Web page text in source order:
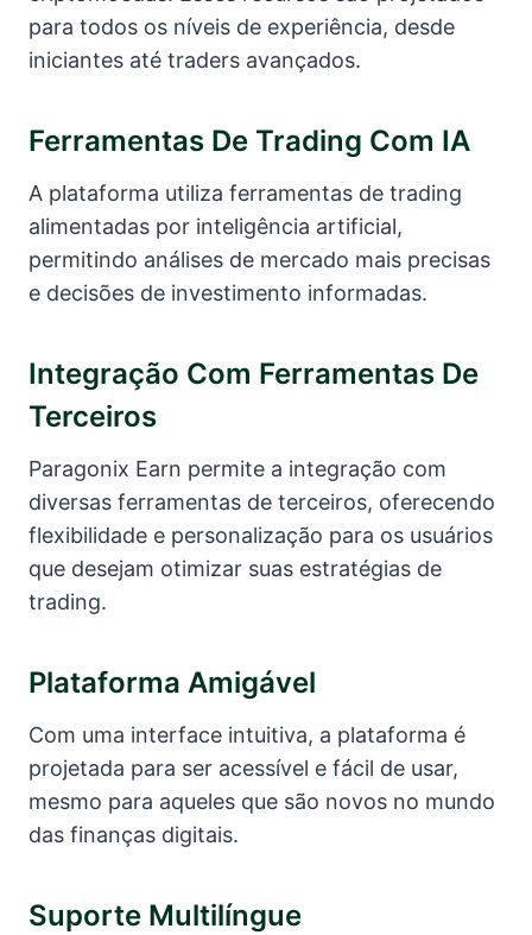
para todos os níveis de experiência, desde
iniciantes até traders avançados.
Ferramentas De Trading Com IA
A plataforma utiliza ferramentas de trading
alimentadas por inteligência artificial,
permitindo análises de mercado mais precisas
e decisões de investimento informadas.
Integração Com Ferramentas De
Terceiros
Paragonix Earn permite a integração com
diversas ferramentas de terceiros, oferecendo
flexibilidade e personalização para os usuários
que desejam otimizar suas estratégias de
trading.
Plataforma Amigável
Com uma interface intuitiva, a plataforma é
projetada para ser acessível e fácil de usar,
mesmo para aqueles que são novos no mundo
das finanças digitais.
Suporte Multilíngue